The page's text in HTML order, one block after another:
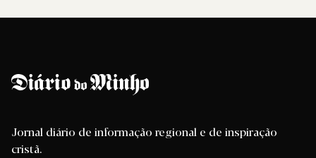
Jornal diário de informação regional e de inspiração
cristã.